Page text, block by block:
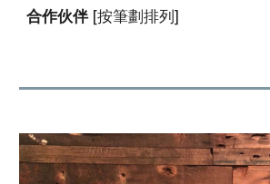
合作伙伴[按筆劃排列]